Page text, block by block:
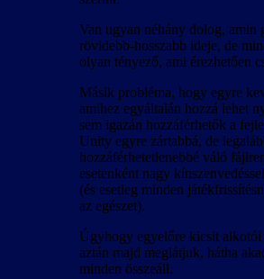
Van ugyan néhány dolog, amin
rövidebb-hosszabb ideje, de
olyan tényező, ami érezhetően
Másik probléma, hogy egyre
amihez egyáltalán hozzá lehet
sem igazán hozzáférhetők a
Unity egyre zártabbá, de
hozzáférhetetlenebbé váló
esetenként nagy
(és esetleg minden
az egészet).
Úgyhogy egyelőre kicsit alkotói
aztán majd meglátjuk, hátha
minden összeáll.